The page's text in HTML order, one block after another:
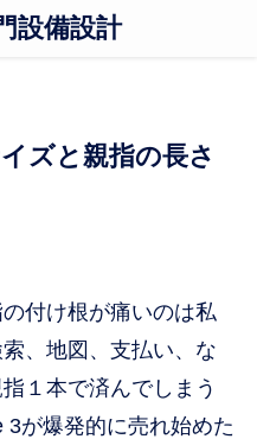
設備設計
ズと親指の長さ
付け根が痛いのは私
、地図、支払い、な
１本で済んでしまう
3が爆発的に売れ始めた